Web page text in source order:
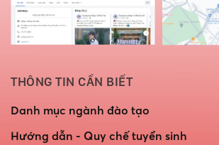
THÔNG TIN CẦN BIẾT
Danh mục ngành đào tạo
Hướng dẫn - Quy chế tuyển sinh